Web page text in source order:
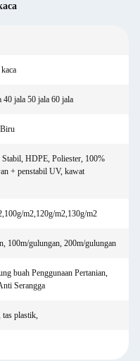
40 jala 50 jala 60 jala
HDPE, Poliester, 100%
+ penstabil UV, kawat
m2,120g/m2,130g/m2
100m/gulungan, 200m/gulungan
buah Penggunaan Pertanian,
Serangga
tas plastik,